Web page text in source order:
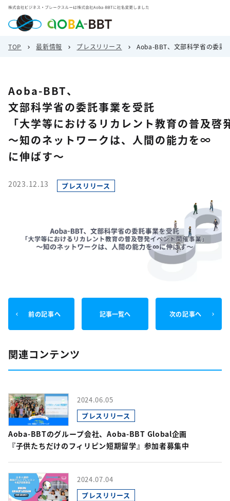
TOP 最新情報 プレスリリース Aoba-BBT、文部科学省の委託
Aoba-BBT、
文部科学省の委託事業を受託
「大学等におけるリカレント教育の普及
～知のネットワークは、人間の能力を∞
に伸ばす～
2023.12.13 プレスリリース
前の記事へ 記事一覧へ 次の記事へ
関連コンテンツ
2024.06.05
プレスリリース
Aoba-BBTのグループ会社、Aoba-BBT Global企画
『子供たちだけのフィリピン短期留学』参加者募集中
2024.07.04
プレスリリース